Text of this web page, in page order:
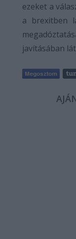
ezeket a
a brexitben
javításában